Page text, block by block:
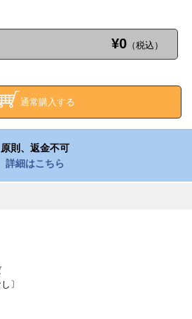
¥0 （税込）
通常購入する
原則、返金不可
詳細はこちら
〕